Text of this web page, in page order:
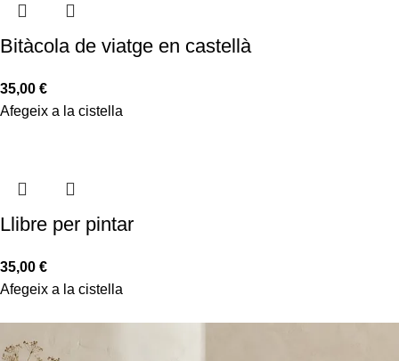
Bitàcola de viatge en castellà
35,00 €
Afegeix a la cistella
Llibre per pintar
35,00 €
Afegeix a la cistella